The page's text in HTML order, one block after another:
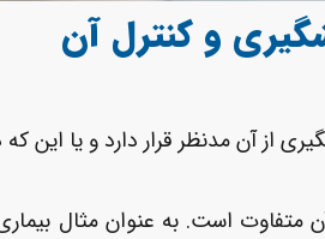
و کنترل آن
از آن مدنظر قرار دارد و یا این
متفاوت است. به ­عنوان مثال